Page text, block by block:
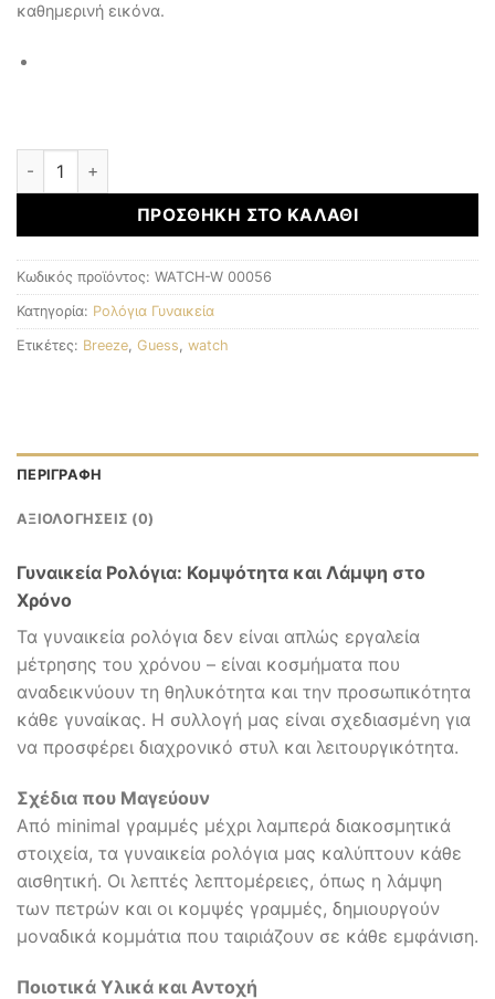
καθημερινή εικόνα.
Γυναικεία Ρολόγια ποσότητα
ΠΡΟΣΘΉΚΗ ΣΤΟ ΚΑΛΆΘΙ
Κωδικός προϊόντος: WATCH-W 00056
Κατηγορία: Ρολόγια Γυναικεία
Ετικέτες: Breeze Guess watch
ΠΕΡΙΓΡΑΦΉ
ΑΞΙΟΛΟΓΉΣΕΙΣ (0)
Γυναικεία Ρολόγια: Κομψότητα και Λάμψη στο
Χρόνο
Τα γυναικεία ρολόγια δεν είναι απλώς εργαλεία
μέτρησης του χρόνου – είναι κοσμήματα που
αναδεικνύουν τη θηλυκότητα και την προσωπικότητα
κάθε γυναίκας. Η συλλογή μας είναι σχεδιασμένη για
να προσφέρει διαχρονικό στυλ και λειτουργικότητα.
Σχέδια που Μαγεύουν
Από minimal γραμμές μέχρι λαμπερά διακοσμητικά
στοιχεία, τα γυναικεία ρολόγια μας καλύπτουν κάθε
αισθητική. Οι λεπτές λεπτομέρειες, όπως η λάμψη
των πετρών και οι κομψές γραμμές, δημιουργούν
μοναδικά κομμάτια που ταιριάζουν σε κάθε εμφάνιση.
Ποιοτικά Υλικά και Αντοχή